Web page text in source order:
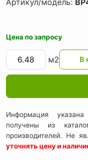
Артикул/модель:
Цена по запросу
м2
Информация
получены из
производителей. Не
уточнять цену и